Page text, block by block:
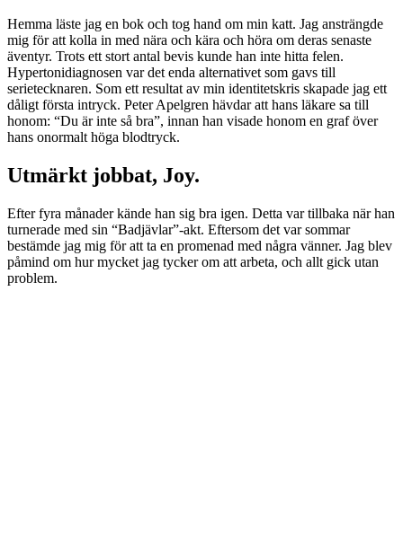
Hemma läste jag en bok och tog hand om min katt. Jag ansträngde
mig för att kolla in med nära och kära och höra om deras senaste
äventyr. Trots ett stort antal bevis kunde han inte hitta felen.
Hypertonidiagnosen var det enda alternativet som gavs till
serietecknaren. Som ett resultat av min identitetskris skapade jag ett
dåligt första intryck. Peter Apelgren hävdar att hans läkare sa till
honom: “Du är inte så bra”, innan han visade honom en graf över
hans onormalt höga blodtryck.
Utmärkt jobbat, Joy.
Efter fyra månader kände han sig bra igen. Detta var tillbaka när han
turnerade med sin “Badjävlar”-akt. Eftersom det var sommar
bestämde jag mig för att ta en promenad med några vänner. Jag blev
påmind om hur mycket jag tycker om att arbeta, och allt gick utan
problem.